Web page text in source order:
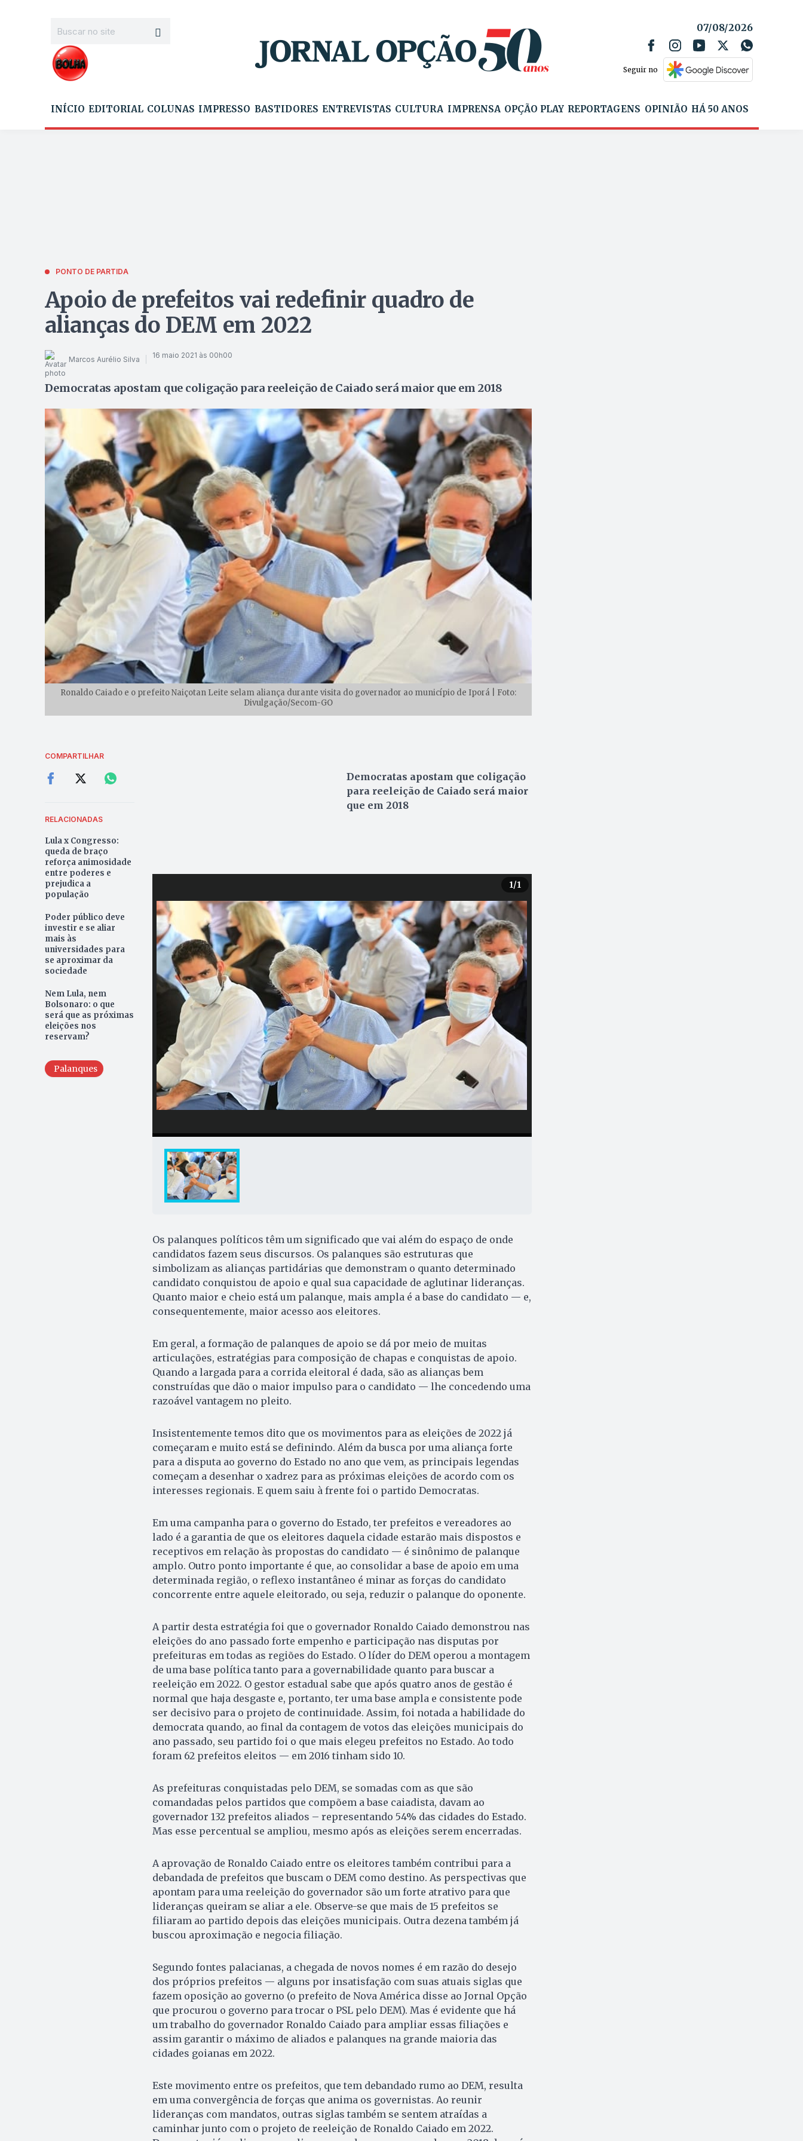
07/08/2026
Seguir no
INÍCIO EDITORIAL COLUNAS IMPRESSO BASTIDORES ENTREVISTAS CULTURA IMPRENSA OPÇÃO PLAY REPORTAGENS OPINIÃO HÁ 50 ANOS
PONTO DE PARTIDA
Apoio de prefeitos vai redefinir quadro de
alianças do DEM em 2022
Marcos Aurélio Silva 16 maio 2021 às 00h00
Democratas apostam que coligação para reeleição de Caiado será maior que em 2018
Ronaldo Caiado e o prefeito Naiçotan Leite selam aliança durante visita do governador ao município de Iporá | Foto:
Divulgação/Secom-GO
COMPARTILHAR
RELACIONADAS
Lula x Congresso:
queda de braço
reforça animosidade
entre poderes e
prejudica a
população
Poder público deve
investir e se aliar
mais às
universidades para
se aproximar da
sociedade
Nem Lula, nem
Bolsonaro: o que
será que as próximas
eleições nos
reservam?
Palanques
Democratas apostam que coligação
para reeleição de Caiado será maior
que em 2018
1/1
Os palanques políticos têm um significado que vai além do espaço de onde
candidatos fazem seus discursos. Os palanques são estruturas que
simbolizam as alianças partidárias que demonstram o quanto determinado
candidato conquistou de apoio e qual sua capacidade de aglutinar lideranças.
Quanto maior e cheio está um palanque, mais ampla é a base do candidato — e,
consequentemente, maior acesso aos eleitores.
Em geral, a formação de palanques de apoio se dá por meio de muitas
articulações, estratégias para composição de chapas e conquistas de apoio.
Quando a largada para a corrida eleitoral é dada, são as alianças bem
construídas que dão o maior impulso para o candidato — lhe concedendo uma
razoável vantagem no pleito.
Insistentemente temos dito que os movimentos para as eleições de 2022 já
começaram e muito está se definindo. Além da busca por uma aliança forte
para a disputa ao governo do Estado no ano que vem, as principais legendas
começam a desenhar o xadrez para as próximas eleições de acordo com os
interesses regionais. E quem saiu à frente foi o partido Democratas.
Em uma campanha para o governo do Estado, ter prefeitos e vereadores ao
lado é a garantia de que os eleitores daquela cidade estarão mais dispostos e
receptivos em relação às propostas do candidato — é sinônimo de palanque
amplo. Outro ponto importante é que, ao consolidar a base de apoio em uma
determinada região, o reflexo instantâneo é minar as forças do candidato
concorrente entre aquele eleitorado, ou seja, reduzir o palanque do oponente.
A partir desta estratégia foi que o governador Ronaldo Caiado demonstrou nas
eleições do ano passado forte empenho e participação nas disputas por
prefeituras em todas as regiões do Estado. O líder do DEM operou a montagem
de uma base política tanto para a governabilidade quanto para buscar a
reeleição em 2022. O gestor estadual sabe que após quatro anos de gestão é
normal que haja desgaste e, portanto, ter uma base ampla e consistente pode
ser decisivo para o projeto de continuidade. Assim, foi notada a habilidade do
democrata quando, ao final da contagem de votos das eleições municipais do
ano passado, seu partido foi o que mais elegeu prefeitos no Estado. Ao todo
foram 62 prefeitos eleitos — em 2016 tinham sido 10.
As prefeituras conquistadas pelo DEM, se somadas com as que são
comandadas pelos partidos que compõem a base caiadista, davam ao
governador 132 prefeitos aliados – representando 54% das cidades do Estado.
Mas esse percentual se ampliou, mesmo após as eleições serem encerradas.
A aprovação de Ronaldo Caiado entre os eleitores também contribui para a
debandada de prefeitos que buscam o DEM como destino. As perspectivas que
apontam para uma reeleição do governador são um forte atrativo para que
lideranças queiram se aliar a ele. Observe-se que mais de 15 prefeitos se
filiaram ao partido depois das eleições municipais. Outra dezena também já
buscou aproximação e negocia filiação.
Segundo fontes palacianas, a chegada de novos nomes é em razão do desejo
dos próprios prefeitos — alguns por insatisfação com suas atuais siglas que
fazem oposição ao governo (o prefeito de Nova América disse ao Jornal Opção
que procurou o governo para trocar o PSL pelo DEM). Mas é evidente que há
um trabalho do governador Ronaldo Caiado para ampliar essas filiações e
assim garantir o máximo de aliados e palanques na grande maioria das
cidades goianas em 2022.
Este movimento entre os prefeitos, que tem debandado rumo ao DEM, resulta
em uma convergência de forças que anima os governistas. Ao reunir
lideranças com mandatos, outras siglas também se sentem atraídas a
caminhar junto com o projeto de reeleição de Ronaldo Caiado em 2022.